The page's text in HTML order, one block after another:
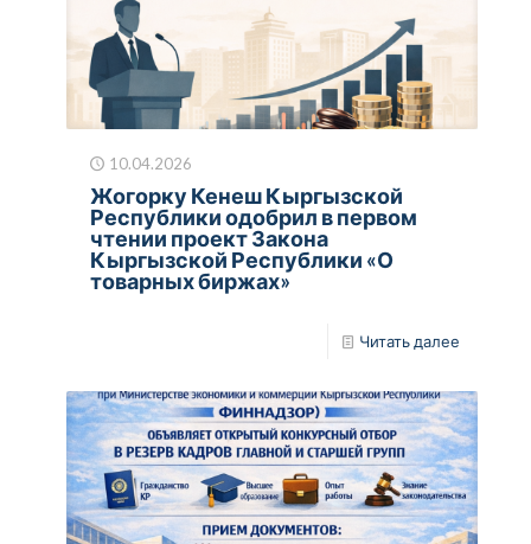
10.04.2026
Жогорку Кенеш Кыргызской
Республики одобрил в первом
чтении проект Закона
Кыргызской Республики «О
товарных биржах»
Читать далее